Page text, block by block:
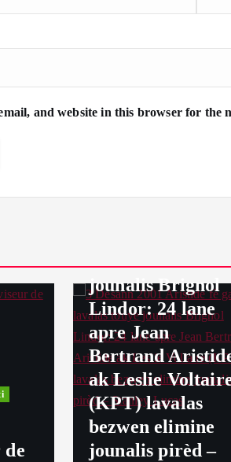
and website in this browser for the
de
lavalas touye
jounalis Brignol
Lindor: 24 lane
apre Jean
Bertrand
ak Leslie
(KPT) lavalas
bezwen elimine
jounalis pirèd –